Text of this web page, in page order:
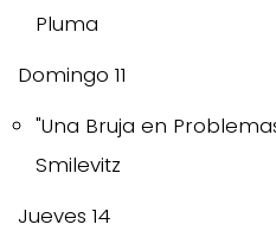
Pluma
Domingo 11
"Una Bruja en
Smilevitz
Jueves 14